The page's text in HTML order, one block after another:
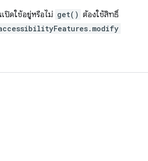
ปิดใช้อยู่หรือไม่ get() ต้องใช้สิทธิ์